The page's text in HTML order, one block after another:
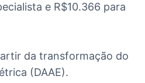
e R$10.366 para
da transformação do
(DAAE).